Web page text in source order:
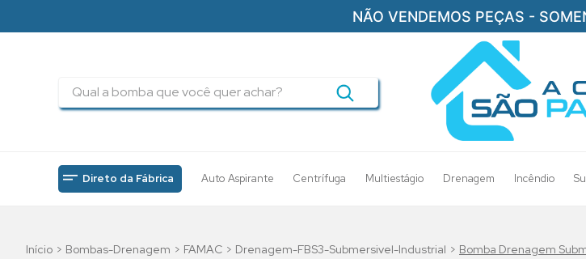
NÃO VENDEMOS PEÇAS -
Direto da Fábrica Auto Aspirante Centrífuga Multiestágio Drenagem Incêndio
Bombas-Drenagem FAMAC Drenagem-FBS3-Submersivel-Industrial Bomba Drenagem
drenagem